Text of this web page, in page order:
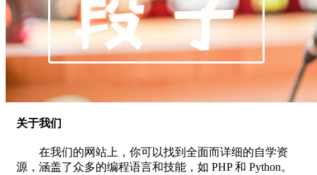
关于我们
在我们的网站上，你可以找到全面而详细的自学资
源，涵盖了众多的编程语言和技能，如 PHP 和 Python。